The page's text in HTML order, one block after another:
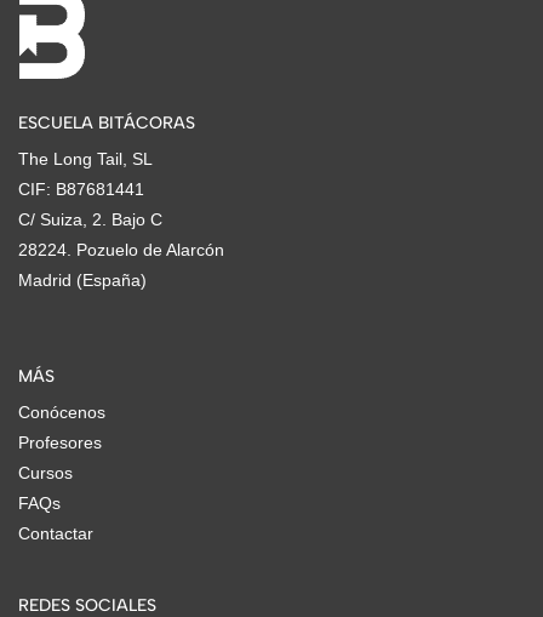
ESCUELA BITÁCORAS
The Long Tail, SL
CIF: B87681441
C/ Suiza, 2. Bajo C
28224. Pozuelo de Alarcón
Madrid (España)
MÁS
Conócenos
Profesores
Cursos
FAQs
Contactar
REDES SOCIALES